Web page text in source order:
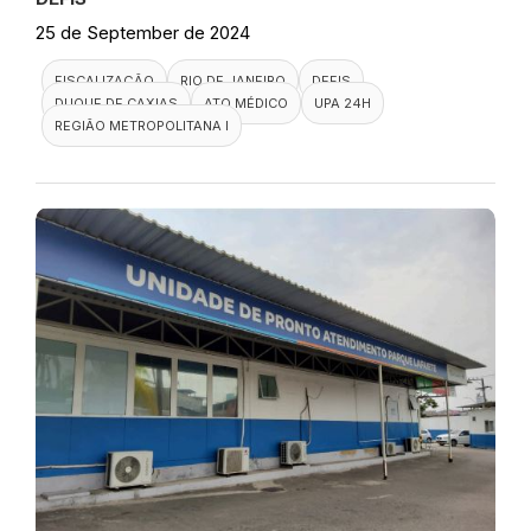
25 de September de 2024
FISCALIZAÇÃO RIO DE JANEIRO
DEFIS
DUQUE DE CAXIAS
ATO MÉDICO
UPA 24H
REGIÃO METROPOLITANA I